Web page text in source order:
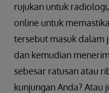
rujukan untuk
online untuk
tersebut masuk dalam
dan kemudian
sebesar ratusan atau
kunjungan Anda? Atau